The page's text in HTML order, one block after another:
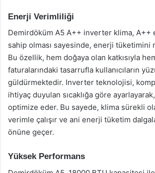
Enerji Verimliliği
Demirdöküm A5 A++ inverter klima, A++
sahip olması sayesinde, enerji tüketimini
Bu özellik, hem doğaya olan katkısıyla
faturalarındaki tasarrufla kullanıcıların
güldürmektedir. Inverter teknolojisi,
ihtiyaç duyulan sıcaklığa göre
optimize eder. Bu sayede, klima sürekli
verimle çalışır ve ani enerji tüketim
önüne geçer.
Yüksek Performans